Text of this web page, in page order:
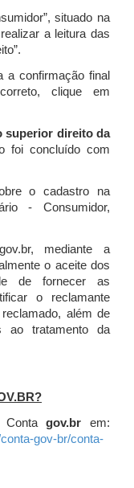
situado na
a leitura das
a confirmação final
clique em
superior direito da
foi concluído com
o cadastro na
- Consumidor,
mediante a
o aceite dos
de fornecer as
o reclamante
além de
ao tratamento da
Contagov.br em:
gov-br/conta-